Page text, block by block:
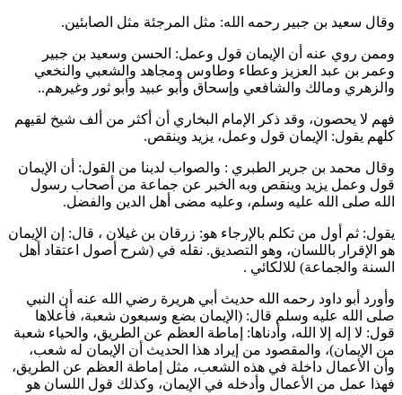
وقال سعيد بن جبير رحمه الله: مثل المرجئة مثل الصابئين.
وممن روي عنه أن الإيمان قول وعمل: الحسن وسعيد بن جبير
وعمر بن عبد العزيز وعطاء وطاوس ومجاهد و الشعبي و النخعي
و الزهري ومالك و الشافعي و إسحاق و أبو عبيد و أبو ثور وغيرهم..
فهم لا يحصون، وقد ذكر الإمام البخاري أن أكثر من ألف شيخ لقيهم
كلهم يقول: الإيمان قول وعمل، يزيد وينقص.
وقال محمد بن جرير الطبري : والصواب لدينا من القول: أن الإيمان
قول وعمل يزيد وينقص وبه الخبر عن جماعة من أصحاب رسول
الله صلى الله عليه وسلم، وعليه مضى أهل الدين والفضل.
يقول: ثم أول من تكلم بالإرجاء هو: زرقان بن غيلان ، قال: إن الإيمان
هو الإقرار باللسان، وهو التصديق. نقله في (شرح أصول اعتقاد أهل
السنة والجماعة) للالكائي .
وأورد أبو داود رحمه الله حديث أبي هريرة رضي الله عنه أن النبي
صلى الله عليه وسلم قال: ( الإيمان بضع وسبعون شعبة، فأعلاها
قول: لا إله إلا الله، وأدناها: إماطة العظم عن الطريق، والحياء شعبة
من الإيمان)، والمقصود من إيراد هذا الحديث أن الإيمان له شعب،
وأن الأعمال داخلة في هذه الشعب، مثل إماطة العظم عن الطريق،
فهذا عمل من الأعمال وأدخله في الإيمان، وكذلك قول اللسان هو